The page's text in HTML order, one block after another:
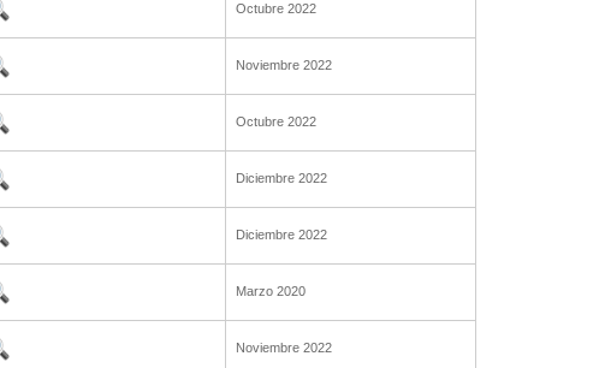
Octubre 2022
Noviembre 2022
Octubre 2022
Diciembre 2022
Diciembre 2022
Marzo 2020
Noviembre 2022